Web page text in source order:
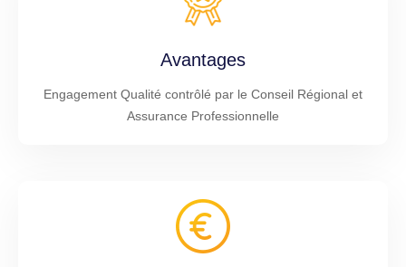
Avantages
Engagement Qualité contrôlé par le Conseil Régional et
Assurance Professionnelle